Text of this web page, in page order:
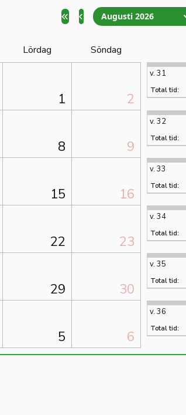
Augusti 2026
Lördag Söndag
1 2
v. 31
Total tid:
8 9
v. 32
Total tid:
15 16
v. 33
Total tid:
22 23
v. 34
Total tid:
29 30
v. 35
Total tid:
5 6
v. 36
Total tid: